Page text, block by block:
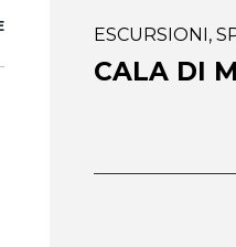
ESCURSIONI ,
CALA DI